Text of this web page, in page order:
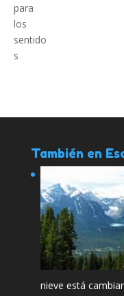
También en
nieve está